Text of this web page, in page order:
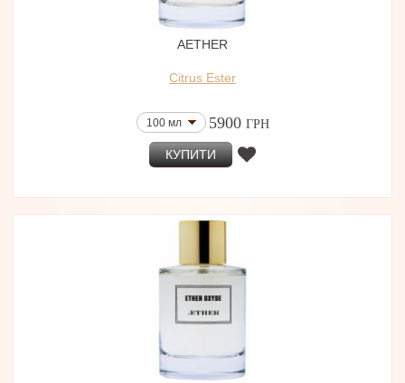
AETHER
Citrus Ester
100 мл 5900 ГРН
КУПИТИ